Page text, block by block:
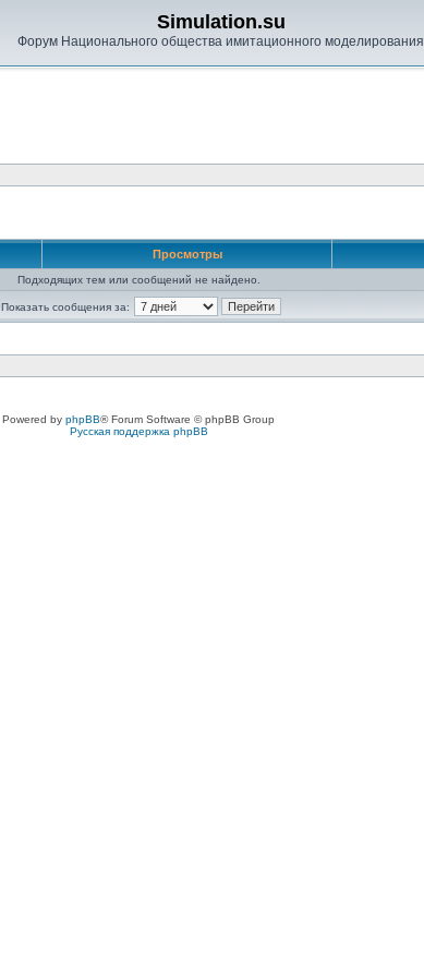
Simulation.su
Форум Национального общества имитационного моделирования
Просмотры
Подходящих тем или сообщений не найдено.
Показать сообщения за:
Powered by phpBB® Forum Software © phpBB Group
Русская поддержка phpBB